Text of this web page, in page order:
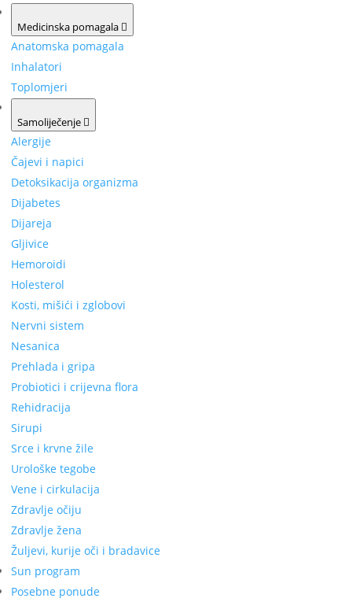
Medicinska pomagala
Anatomska pomagala
Inhalatori
Toplomjeri
Samoliječenje
Alergije
Čajevi i napici
Detoksikacija organizma
Dijabetes
Dijareja
Gljivice
Hemoroidi
Holesterol
Kosti, mišići i zglobovi
Nervni sistem
Nesanica
Prehlada i gripa
Probiotici i crijevna flora
Rehidracija
Sirupi
Srce i krvne žile
Urološke tegobe
Vene i cirkulacija
Zdravlje očiju
Zdravlje žena
Žuljevi, kurije oči i bradavice
Sun program
Posebne ponude